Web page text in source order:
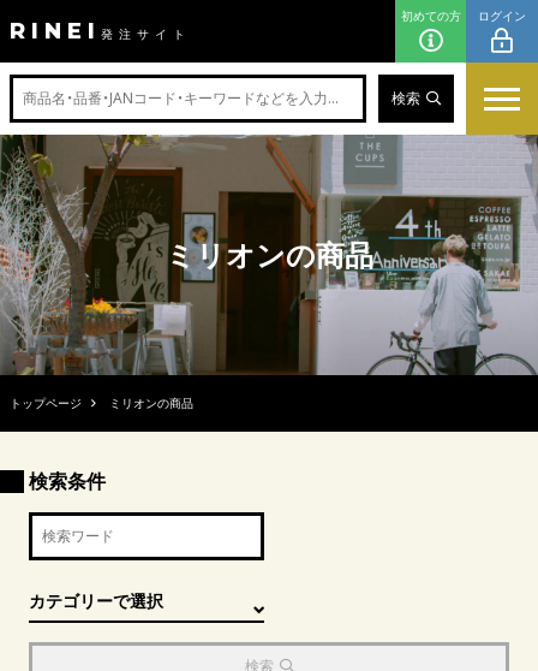
RINEI 発注サイト
初めての方 ログイン
検索
ミリオンの商品
トップページ ミリオンの商品
検索条件
検索